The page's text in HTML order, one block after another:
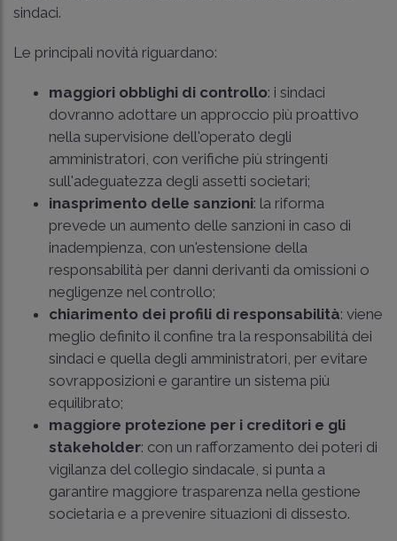
sindaci.
Le principali novità riguardano:
maggiori obblighi di controllo: i sindaci
dovranno adottare un approccio più proattivo
nella supervisione dell'operato degli
amministratori, con verifiche più stringenti
sull'adeguatezza degli assetti societari;
inasprimento delle sanzioni: la riforma
prevede un aumento delle sanzioni in caso di
inadempienza, con un'estensione della
responsabilità per danni derivanti da omissioni o
negligenze nel controllo;
chiarimento dei profili di responsabilità: viene
meglio definito il confine tra la responsabilità dei
sindaci e quella degli amministratori, per evitare
sovrapposizioni e garantire un sistema più
equilibrato;
maggiore protezione per i creditori e gli
stakeholder: con un rafforzamento dei poteri di
vigilanza del collegio sindacale, si punta a
garantire maggiore trasparenza nella gestione
societaria e a prevenire situazioni di dissesto.